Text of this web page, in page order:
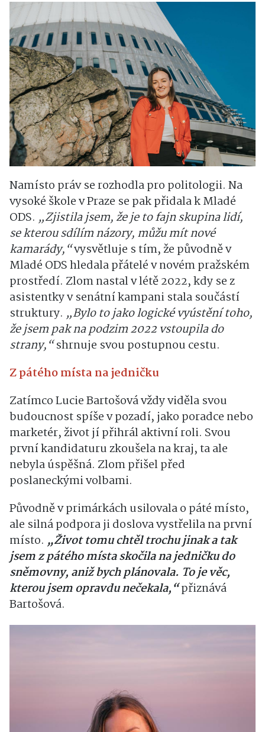
Namísto práv se rozhodla pro politologii. Na
vysoké škole v Praze se pak přidala k Mladé
ODS. „Zjistila jsem, že je to fajn skupina lidí,
se kterou sdílím názory, můžu mít nové
kamarády,“vysvětluje s tím, že původně v
Mladé ODS hledala přátelé v novém pražském
prostředí. Zlom nastal v létě 2022, kdy se z
asistentky v senátní kampani stala součástí
struktury. „Bylo to jako logické vyústění toho,
že jsem pak na podzim 2022 vstoupila do
strany,“shrnuje svou postupnou cestu.
Z pátého místa na jedničku
Zatímco Lucie Bartošová vždy viděla svou
budoucnost spíše v pozadí, jako poradce nebo
marketér, život jí přihrál aktivní roli. Svou
první kandidaturu zkoušela na kraj, ta ale
nebyla úspěšná. Zlom přišel před
poslaneckými volbami.
Původně v primárkách usilovala o páté místo,
ale silná podpora ji doslova vystřelila na první
místo. „Život tomu chtěl trochu jinak a tak
jsem z pátého místa skočila na jedničku do
sněmovny, aniž bych plánovala. To je věc,
kterou jsem opravdu nečekala,“přiznává
Bartošová.